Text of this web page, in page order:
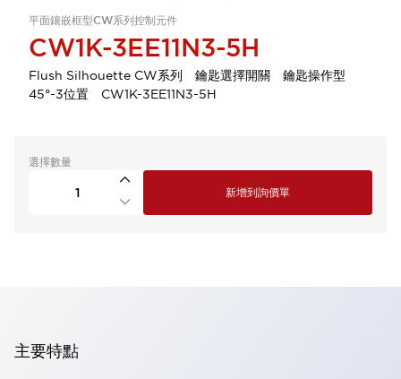
平面鑲嵌框型CW系列控制元件
CW1K-3EE11N3-5H
Flush Silhouette CW系列 鑰匙選擇開關 鑰匙操作型
45°-3位置 CW1K-3EE11N3-5H
選擇數量
新增到詢價單
主要特點